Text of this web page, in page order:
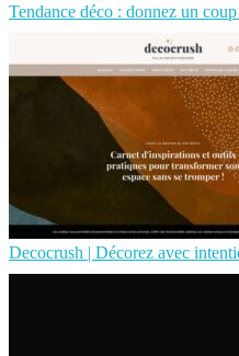
Tendance déco : donnez un
Decocrush | Décorez avec